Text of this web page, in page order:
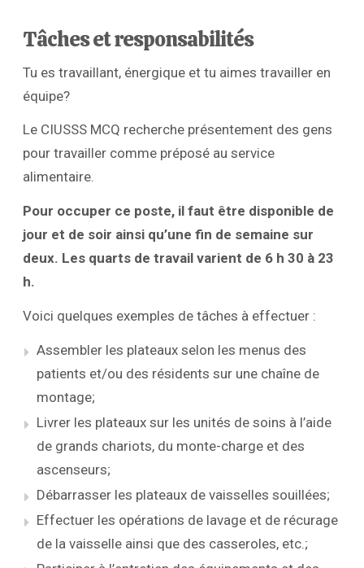
Tâches et responsabilités
Tu es travaillant, énergique et tu aimes travailler en
équipe?
Le CIUSSS MCQ recherche présentement des gens
pour travailler comme préposé au service
alimentaire.
Pour occuper ce poste, il faut être disponible de
jour et de soir ainsi qu’une fin de semaine sur
deux. Les quarts de travail varient de 6 h 30 à 23
h.
Voici quelques exemples de tâches à effectuer :
Assembler les plateaux selon les menus des
patients et/ou des résidents sur une chaîne de
montage;
Livrer les plateaux sur les unités de soins à l’aide
de grands chariots, du monte-charge et des
ascenseurs;
Débarrasser les plateaux de vaisselles souillées;
Effectuer les opérations de lavage et de récurage
de la vaisselle ainsi que des casseroles, etc.;